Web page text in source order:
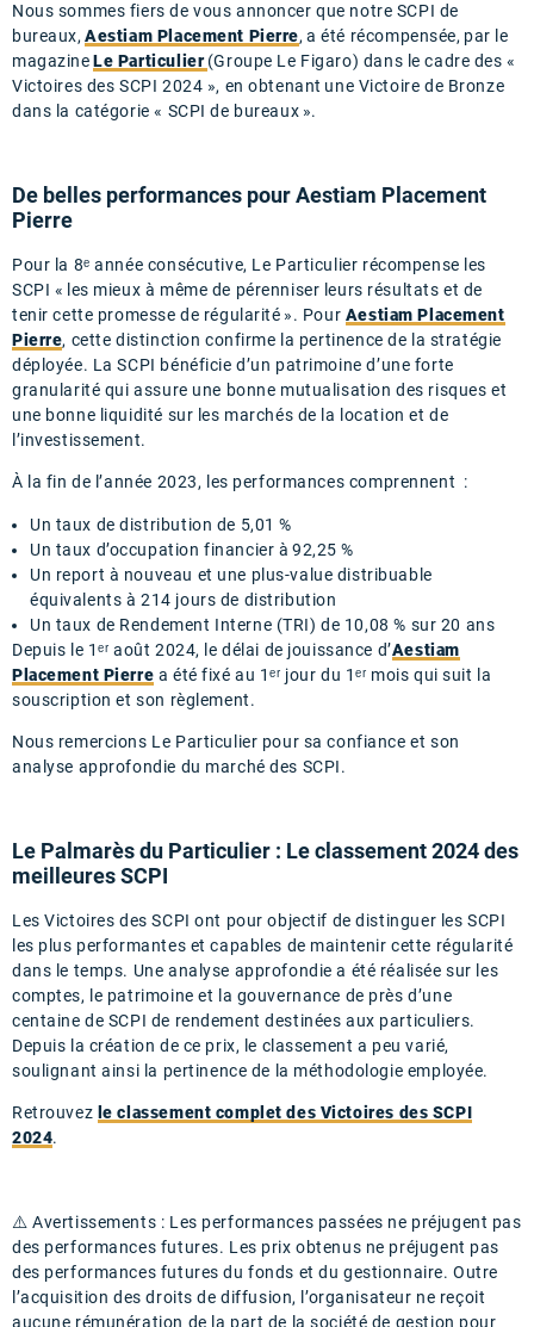
Nous sommes fiers de vous annoncer que notre SCPI de
bureaux,Aestiam Placement Pierre, a été récompensée, par le
magazineLe Particulier(Groupe Le Figaro) dans le cadre des «
Victoires des SCPI 2024 », en obtenant une Victoire de Bronze
dans la catégorie « SCPI de bureaux ».
De belles performances pour Aestiam Placement
Pierre
Pour la 8ᵉ année consécutive, Le Particulier récompense les
SCPI « les mieux à même de pérenniser leurs résultats et de
tenir cette promesse de régularité ». Pour Aestiam Placement
Pierre, cette distinction confirme la pertinence de la stratégie
déployée. La SCPI bénéficie d’un patrimoined’une forte
granularité qui assure une bonne mutualisation des risques et
une bonne liquidité sur les marchés de la location et de
l’investissement.
À la fin de l’année 2023, les performances comprennent :
Un taux de distribution de 5,01 %
Un taux d’occupation financier à 92,25 %
Un report à nouveau et une plus-value distribuable
équivalents à214 jours de distribution
Un taux de Rendement Interne (TRI)de 10,08 % sur 20 ans
Depuis le 1ᵉʳ août 2024, le délai de jouissance d’Aestiam
Placement Pierre a été fixé au 1ᵉʳ jour du 1ᵉʳ mois qui suit la
souscription et son règlement.
Nous remercions Le Particulier pour sa confiance et son
analyse approfondie du marché des SCPI.
Le Palmarès du Particulier : Le classement 2024 des
meilleures SCPI
Les Victoires des SCPI ont pour objectif de distinguer les SCPI
les plus performantes et capables de maintenir cette régularité
dans le temps. Une analyse approfondie a été réalisée sur les
comptes, le patrimoine et la gouvernance de près d’une
centaine de SCPI de rendement destinées aux particuliers.
Depuis la création de ce prix, le classement a peu varié,
soulignant ainsi la pertinence de la méthodologie employée.
Retrouvez le classement complet des Victoires des SCPI
2024.
⚠️ Avertissements : Les performances passées ne préjugent pas
des performances futures. Les prix obtenus ne préjugent pas
des performances futures du fonds et du gestionnaire. Outre
l’acquisition des droits de diffusion, l’organisateur ne reçoit